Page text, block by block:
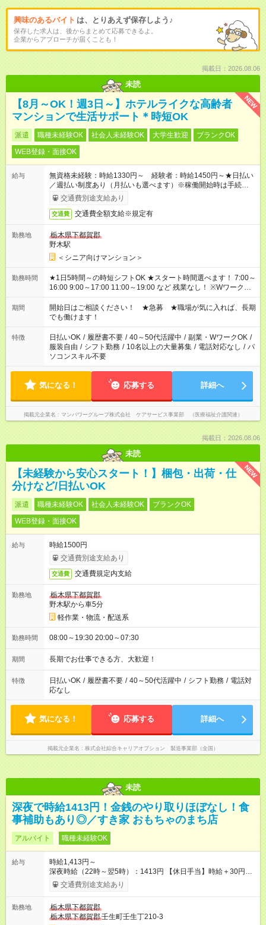
興味のあるバイト は、とりあえず保存しよう♪
保存した求人は、後からまとめて応募できるよ。
企業からアプローチが届くことも！
掲載日：2026.08.06
未読
NEW
【8月～OK！週3日～】ホテルライクな高齢者
マンションで生活サポート＊時短OK
派遣 職種未経験OK 社会人未経験OK 大学生歓迎
ブランクOK
WEB登録・面接OK
給与
無資格未経験：時給1330円～ 経験者：時給1450円～★日払い
／週払い制度あり（月払いも選べます）※稼働開始時は手続き完
了次第のお支払いとなります。
交通費別途支給あり
交通費 交通費全額支給※規定有
勤務地
栃木県下都賀郡
野木駅
＜シニア向けマンション＞
勤務時間
★1日5時間～の時短シフトOK ★スタート時間選べます！ 7:00～
16:00 9:00～17:00 11:00～19:00 など 残業なし！ ※Wワークの
場合、他のお仕事と合わせ週40時間超の就業はご案内できませ
ん ※法令に基づき、週20時間以上勤務は社会保険への加入対象
となります ※労働者派遣法（日雇い派遣の原則禁止）により、
短時間・短期間の就業はご案内が難しい場合があります
期間
開始日はご相談ください！ ★急募 ★職場が気に入れば、長期
でも働けます！
特徴 日払いOK / 履歴書不要 / 40～50代活躍中 / 副業・WワークOK /
服装自由 / シフト勤務 / 10名以上の大量募集 / 電話対応なし / パ
ソコンスキル不要
気になる！ 応募する 詳細へ
掲載元企業名 マンパワーグループ株式会社 ケアサービス事業部 （医療福祉介護関連）
掲載日：2026.08.06
未読
NEW
【未経験から安心スタート！】梱包・出荷・仕
分けなど/日払いOK
派遣 職種未経験OK 社会人未経験OK
ブランクOK
WEB登録・面接OK
給与
時給1500円
交通費別途支給あり
交通費 交通費規定内支給
勤務地
栃木県下都賀郡
野木駅から車5分
軽作業・物流・配送系
勤務時間 08:00～19:30 20:00～07:30
期間 長期でお仕事できる方、大歓迎！
特徴 日払いOK / 履歴書不要 / 40～50代活躍中 / シフト勤務 / 電話対
応なし
気になる！ 応募する 詳細へ
掲載元企業名 株式会社綜合キャリアオプション 製造事業部（全国）
未読
深夜で時給1413円！金銭のやり取りほぼなし！食
事補助もあり◎／すき家 おもちゃのまち店
アルバイト 職種未経験OK
給与
時給1,413円～
深夜時給（22時～翌5時）：1413円 【休日手当】時給＋30円
【試用期間】試用期間あり 試用期間の長さ：1ヶ月 雇用形態、
給与は本採用時と同じです。 試用期間の実態は30日（※条件変
修制度あり：15時間(研修中も同時給）
交通費別途支給あり
勤務地
栃木県下都賀郡
栃木県下都賀郡壬生町壬生丁210-3